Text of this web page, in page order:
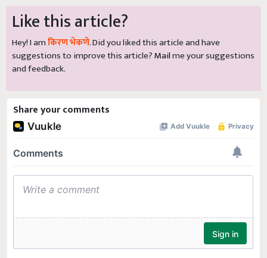
Like this article?
Hey! I amकिरण भेकणे. Did you liked this article and have
suggestions to improve this article?Mailme your suggestions
and feedback.
Share your comments